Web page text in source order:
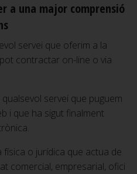
a una major comprensió
servei que oferim a la
contractar on-line o via
qualsevol servei que puguem
i que ha sigut finalment
o jurídica que actua de
comercial, empresarial, ofici